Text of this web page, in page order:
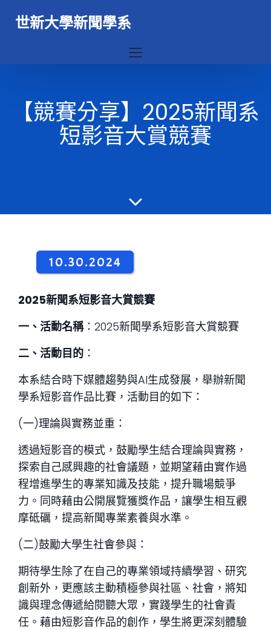
世新大學新聞學系
【競賽分享】2025新聞系
短影音大賞競賽
10.30.2024
2025新聞系短影音大賞競賽
一、活動名稱：2025新聞學系短影音大賞競賽
二、活動目的 ：
本系結合時下媒體趨勢與AI生成發展，舉辦新聞
學系短影音作品比賽，活動目的如下：
(一)理論與實務並重：
透過短影音的模式，鼓勵學生結合理論與實務，
探索自己感興趣的社會議題，並期望藉由實作過
程增進學生的專業知識及技能，提升職場競爭
力。同時藉由公開展覽獲獎作品，讓學生相互觀
摩砥礪，提高新聞專業素養與水準。
(二)鼓勵大學生社會參與：
期待學生除了在自己的專業領域持續學習、研究
創新外，更應該主動積極參與社區、社會，將知
識與理念傳遞給閱聽大眾，實踐學生的社會責
任。藉由短影音作品的創作，學生將更深刻體驗